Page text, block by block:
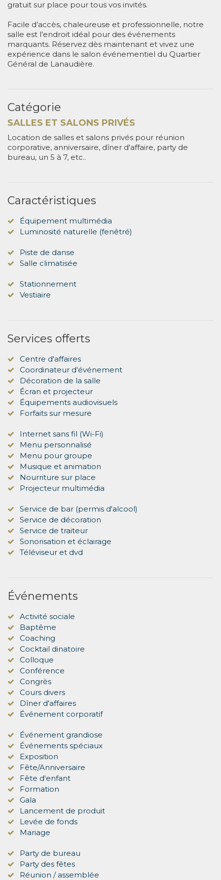
gratuit sur place pour tous vos invités.
Facile d’accès, chaleureuse et professionnelle, notre
salle est l’endroit idéal pour des événements
marquants. Réservez dès maintenant et vivez une
expérience dans le salon événementiel du Quartier
Général de Lanaudière.
Catégorie
SALLES ET SALONS PRIVÉS
Location de salles et salons privés pour réunion
corporative, anniversaire, dîner d'affaire, party de
bureau, un 5 à 7, etc..
Caractéristiques
Équipement multimédia
Luminosité naturelle (fenêtré)
Piste de danse
Salle climatisée
Stationnement
Vestiaire
Services offerts
Centre d'affaires
Coordinateur d'événement
Décoration de la salle
Écran et projecteur
Équipements audiovisuels
Forfaits sur mesure
Internet sans fil (Wi-Fi)
Menu personnalisé
Menu pour groupe
Musique et animation
Nourriture sur place
Projecteur multimédia
Service de bar (permis d'alcool)
Service de décoration
Service de traiteur
Sonorisation et éclairage
Téléviseur et dvd
Événements
Activité sociale
Baptême
Coaching
Cocktail dinatoire
Colloque
Conférence
Congrès
Cours divers
Dîner d'affaires
Événement corporatif
Événement grandiose
Événements spéciaux
Exposition
Fête/Anniversaire
Fête d'enfant
Formation
Gala
Lancement de produit
Levée de fonds
Mariage
Party de bureau
Party des fêtes
Réunion / assemblée